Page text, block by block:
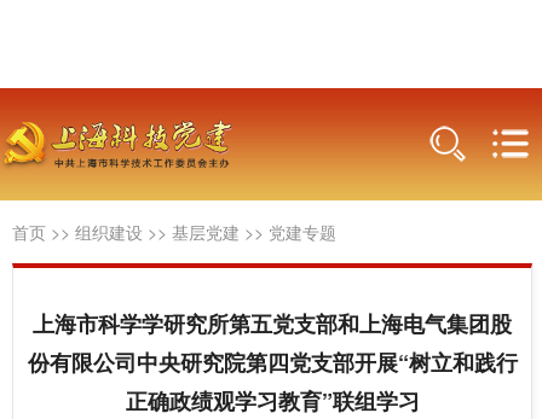
首页 >> 组织建设 >> 基层党建 >> 党建专题
上海市科学学研究所第五党支部和上海电气集团股
份有限公司中央研究院第四党支部开展“树立和践行
正确政绩观学习教育”联组学习